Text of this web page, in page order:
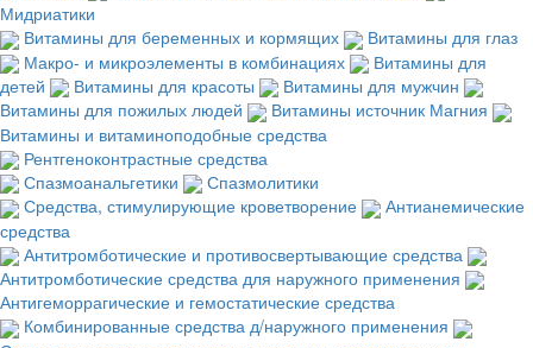
Мидриатики
Витамины для беременных и кормящих
Витамины для глаз
Макро- и микроэлементы в комбинациях
Витамины для
детей
Витамины для красоты
Витамины для мужчин
Витамины для пожилых людей
Витамины источник Магния
Витамины и витаминоподобные средства
Рентгеноконтрастные средства
Спазмоанальгетики
Спазмолитики
Средства, стимулирующие кроветворение
Антианемические
средства
Антитромботические и противосвертывающие средства
Антитромботические средства для наружного применения
Антигеморрагические и гемостатические средства
Комбинированные средства д/наружного применения